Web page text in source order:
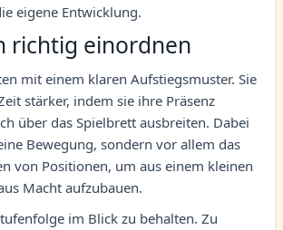
eigene Entwicklung.
richtig einordnen
mit einem klaren Aufstiegsmuster. Sie
stärker, indem sie ihre Präsenz
über das Spielbrett ausbreiten. Dabei
Bewegung, sondern vor allem das
von Positionen, um aus einem kleinen
Macht aufzubauen.
im Blick zu behalten. Zu